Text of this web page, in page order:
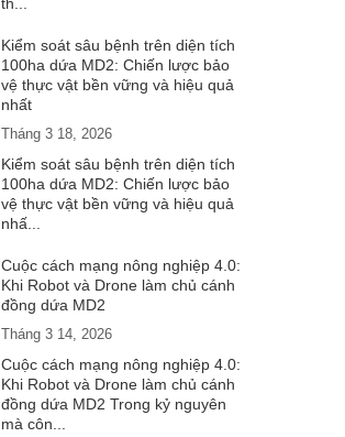
Kiểm soát sâu bệnh trên diện tích
100ha dứa MD2: Chiến lược bảo
vệ thực vật bền vững và hiệu quả
nhất
Tháng 3 18, 2026
Kiểm soát sâu bệnh trên diện tích
100ha dứa MD2: Chiến lược bảo
vệ thực vật bền vững và hiệu quả
nhấ...
Cuộc cách mạng nông nghiệp 4.0:
Khi Robot và Drone làm chủ cánh
đồng dứa MD2
Tháng 3 14, 2026
Cuộc cách mạng nông nghiệp 4.0:
Khi Robot và Drone làm chủ cánh
đồng dứa MD2 Trong kỷ nguyên
mà côn...